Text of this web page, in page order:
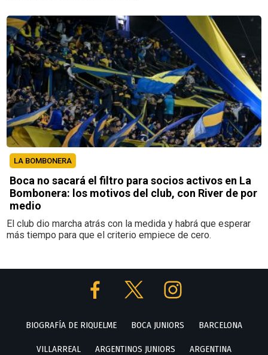
LA BOMBONERA
Boca no sacará el filtro para socios activos en La
Bombonera: los motivos del club, con River de por
medio
El club dio marcha atrás con la medida y habrá que esperar
más tiempo para que el criterio empiece de cero.
BIOGRAFÍA DE RIQUELME BOCA JUNIORS BARCELONA
VILLARREAL ARGENTINOS JUNIORS ARGENTINA